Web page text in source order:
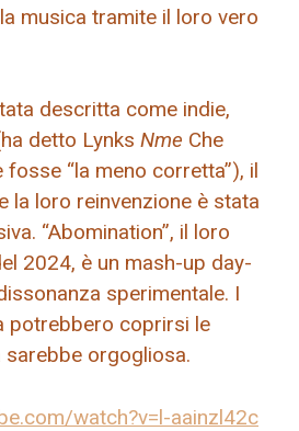
musica tramite il loro vero
descritta come indie,
detto Lynks Nme Che
fosse “la meno corretta”), il
la loro reinvenzione è stata
“Abomination”, il loro
2024, è un mash-up day-
sperimentale. I
potrebbero coprirsi le
sarebbe orgogliosa.
watch?v=l-aainzl42c